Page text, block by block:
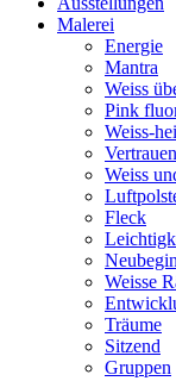
Malerei
Energie
Mantra
Weiss
Pink
Weiss-
Vertrauen
Weiss
Fleck
Weisse
Träume
Sitzend
Gruppen